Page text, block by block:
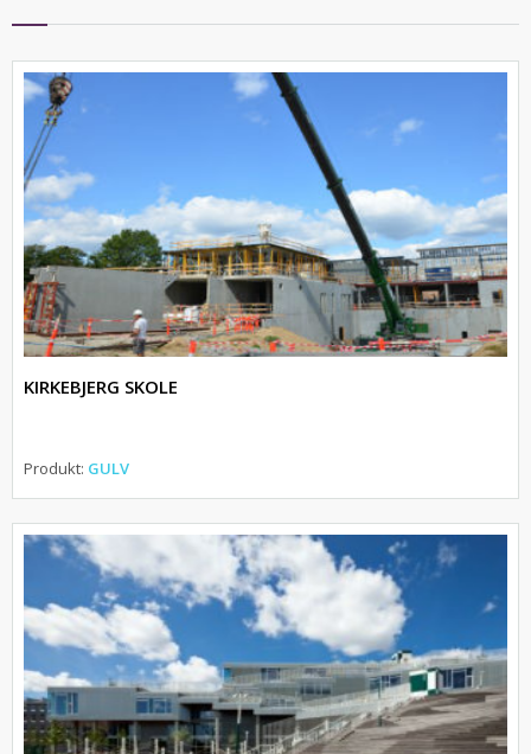
KIRKEBJERG SKOLE
Produkt: GULV